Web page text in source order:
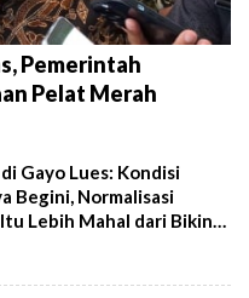
Pemerintah
Pelat Merah
Gayo Lues: Kondisi
Begini, Normalisasi
Lebih Mahal dari Bikin